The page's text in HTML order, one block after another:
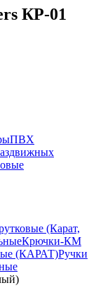
КР-01
ПВХ
(Карат,
Крючки-КМ
(КАРАТ)Ручки